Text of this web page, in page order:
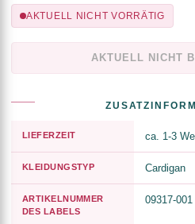
AKTUELL NICHT VORRÄTIG
AKTUELL NICHT
LIEFERZEIT ca. 1-3
KLEIDUNGSTYP Cardigan
ARTIKELNUMMER
DES LABELS
09317-001